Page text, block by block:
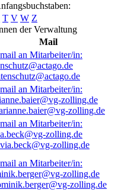
T V W Z
der Verwaltung
Mail
zolling.de
zolling.de
zolling.de